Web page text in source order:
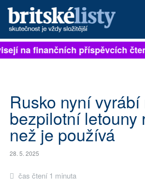
PŘIHLÁSIT
ARCHIV
ROZHOVORY
TÉMATA
na finančních příspěvcích
Rusko nyní
bezpilotní letouny
než je používá
28. 5. 2025
čas čtení 1 minuta